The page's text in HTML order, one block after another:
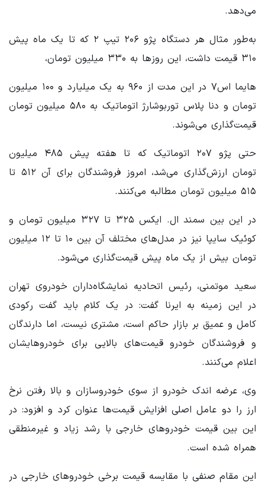
می‌دهد.
به‌طور مثال هر دستگاه پژو ۲۰۶ تیپ ۲ که تا یک ماه پیش
۳۱۰ قیمت داشت، این روزها به ۳۳۰ میلیون تومان،
هایما اس۷ در این مدت از ۹۶۰ به یک میلیارد و ۱۰۰ میلیون
تومان و دنا پلاس توربوشارژ اتوماتیک به ۵۸۰ میلیون تومان
قیمت‌گذاری می‌شوند.
حتی پژو ۲۰۷ اتوماتیک که تا هفته پیش ۴۸۵ میلیون
تومان ارزش‌گذاری می‌شد، امروز فروشندگان برای آن ۵۱۲ تا
۵۱۵ میلیون تومان مطالبه می‌کنند.
در این بین سمند ال. ایکس ۳۲۵ تا ۳۲۷ میلیون تومان و
کوئیک سایپا نیز در مدل‌های مختلف آن بین ۱۰ تا ۱۲ میلیون
تومان بیش از یک ماه پیش قیمت‌گذاری می‌شود.
سعید موتمنی، رئیس اتحادیه نمایشگاه‌داران خودروی تهران
در این زمینه به ایرنا گفت: در یک کلام باید گفت رکودی
کامل و عمیق بر بازار حاکم است، مشتری نیست، اما دارندگان
و فروشندگان خودرو قیمت‌های بالایی برای خودروهایشان
اعلام می‌کنند.
وی، عرضه اندک خودرو از سوی خودروسازان و بالا رفتن نرخ
ارز را دو عامل اصلی افزایش قیمت‌ها عنوان کرد و افزود: در
این بین قیمت خودروهای خارجی با رشد زیاد و غیرمنطقی
همراه شده است.
این مقام صنفی با مقایسه قیمت برخی خودروهای خارجی در